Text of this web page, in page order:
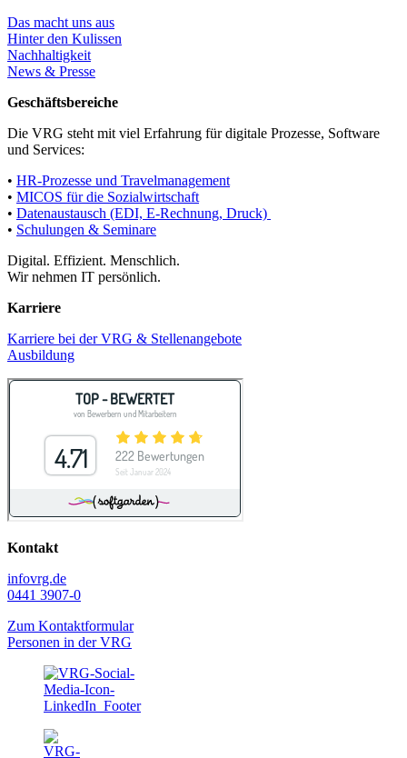
Das macht uns aus
Hinter den Kulissen
Nachhaltigkeit
News & Presse
Geschäftsbereiche
Die VRG steht mit viel Erfahrung für digitale Prozesse, Software
und Services:
• HR-Prozesse und Travelmanagement
• MICOS für die Sozialwirtschaft
• Datenaustausch (EDI, E-Rechnung, Druck)
• Schulungen & Seminare
Digital. Effizient. Menschlich.
Wir nehmen IT persönlich.
Karriere
Karriere bei der VRG & Stellenangebote
Ausbildung
Kontakt
infovrg.de
0441 3907-0
Zum Kontaktformular
Personen in der VRG